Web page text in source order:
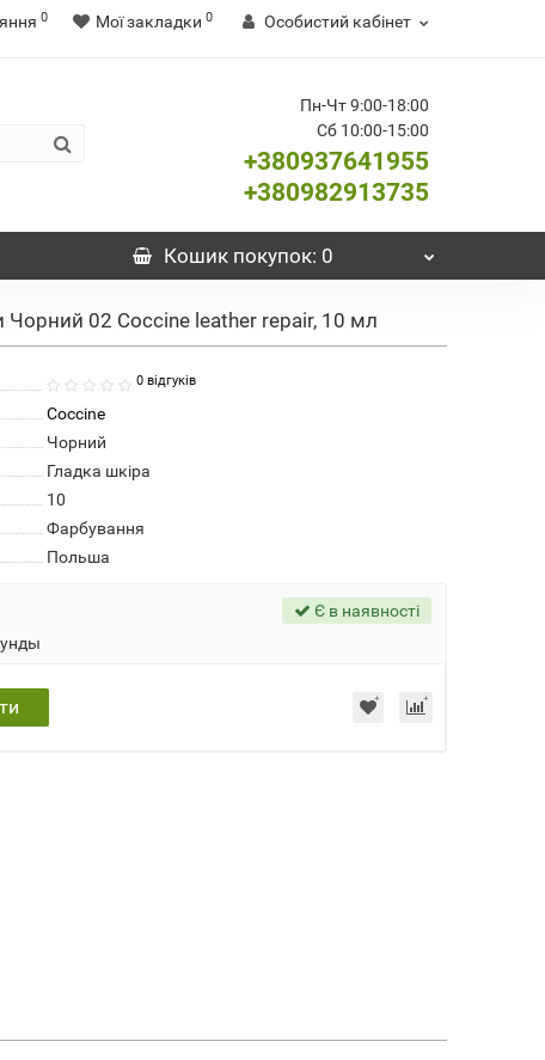
0 Мої закладки 0 Особистий кабінет
Пн-Чт 9:00-18:00
Сб 10:00-15:00
+380937641955
+380982913735
Кошик покупок: 0
Чорний 02 Coccine leather repair, 10 мл
0 відгуків
Coccine
Чорний
Гладка шкіра
10
Фарбування
Польша
Є в наявності